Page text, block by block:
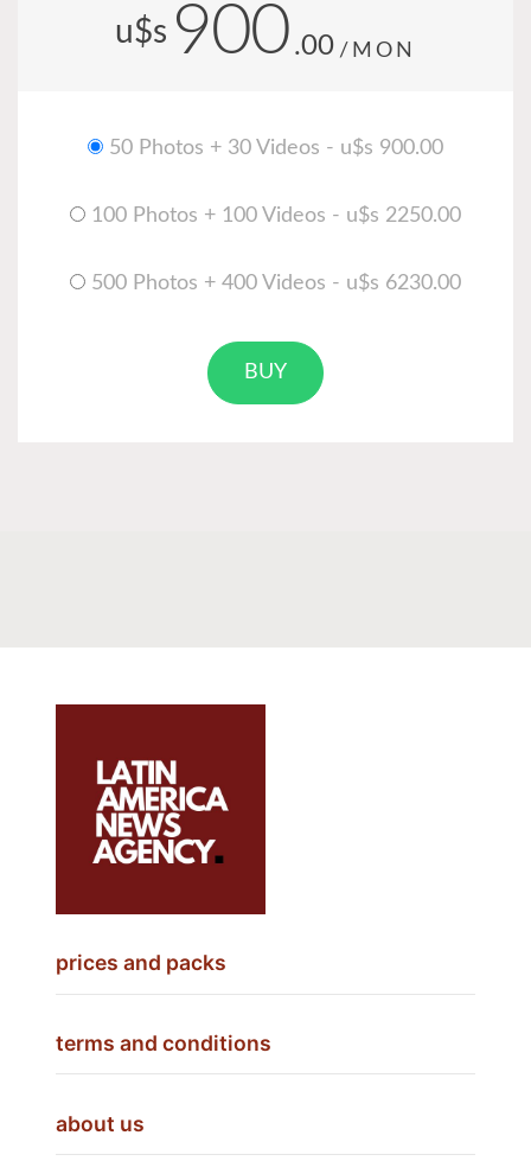
u$s 900 .00 /MON
50 Photos + 30 Videos - u$s 900.00
100 Photos + 100 Videos - u$s 2250.00
500 Photos + 400 Videos - u$s 6230.00
BUY
prices and packs
terms and conditions
about us